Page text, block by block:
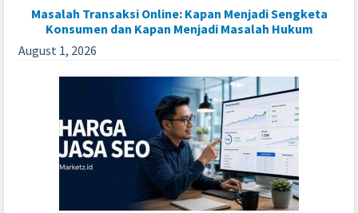
Masalah Transaksi Online: Kapan Menjadi Sengketa
Konsumen dan Kapan Menjadi Masalah Hukum
August 1, 2026